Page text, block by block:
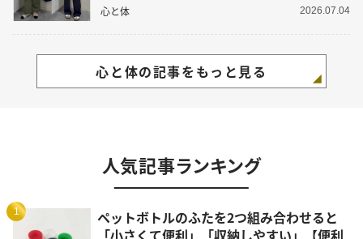
心と体 2026.07.04
心と体の記事をもっと見る
人気記事ランキング
1
ペットボトルのふたを2つ組み合わせると
「小さくて便利」「収納しやすい」【便利